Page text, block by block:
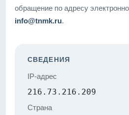
обращение по адресу
info@tnmk.ru.
СВЕДЕНИЯ
IP-адрес
216.73.216.209
Страна